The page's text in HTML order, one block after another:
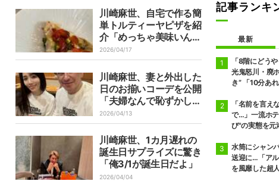
川崎麻世、自宅で作る簡
単トルティーヤピザを紹
介「めっちゃ美味いんで
す」
2026/04/17
川崎麻世、妻と外出した
日のお揃いコーデを公開
「夫婦なんで恥ずかしく
ないよ」
2026/04/13
川崎麻世、1カ月遅れの
誕生日サプライズに驚き
「俺3/1が誕生日だよ」
2026/04/04
記事ランキ
最新
「8階にどう
光鬼怒川・廃
き” 「10分あ
ィストらが見
「名前を言え
で…」一流ホ
び"の実態を元
水筒にシャン
送迎に…「ア
を風靡した超